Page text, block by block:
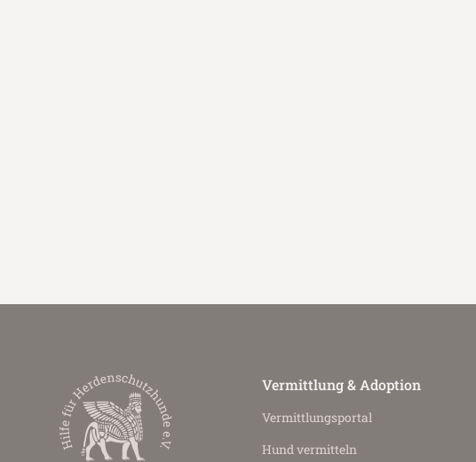
Vermittlung & Adoption
Vermittlungs­portal
Hund vermitteln